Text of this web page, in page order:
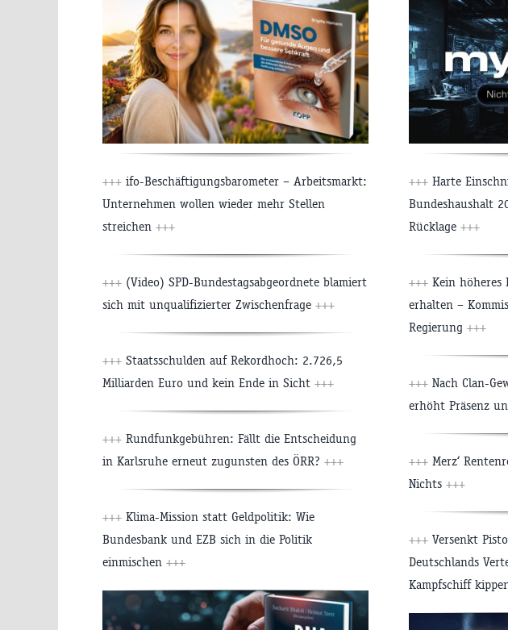
+++ ifo-Beschäftigungsbarometer – Arbeitsmarkt:
Unternehmen wollen wieder mehr Stellen
streichen +++
+++ (Video) SPD-Bundestagsabgeordnete blamiert
sich mit unqualifizierter Zwischenfrage +++
+++ Staatsschulden auf Rekordhoch: 2.726,5
Milliarden Euro und kein Ende in Sicht +++
+++ Rundfunkgebühren: Fällt die Entscheidung
in Karlsruhe erneut zugunsten des ÖRR? +++
+++ Klima-Mission statt Geldpolitik: Wie
Bundesbank und EZB sich in die Politik
einmischen +++
+++ Harte
Bundeshaushalt
Rücklage +++
+++ Kein höheres
erhalten –
Regierung +++
+++ Nach Clan-
erhöht Präsenz
+++ Merz‘
Nichts +++
+++ Versenkt
Deutschlands
Kampfschiff